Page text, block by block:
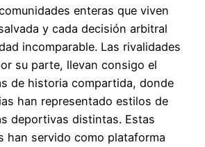
enteras que viven
y cada decisión arbitral
incomparable. Las rivalidades
su parte, llevan consigo el
de historia compartida, donde
han representado estilos de
deportivas distintas. Estas
han servido como plataforma